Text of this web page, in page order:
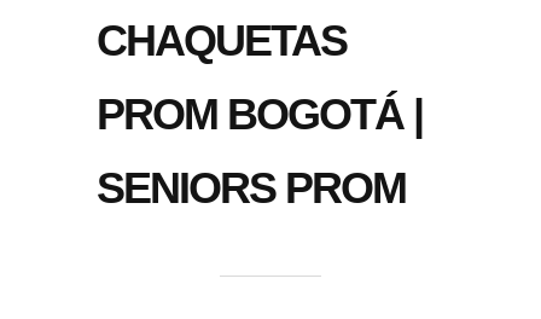
CHAQUETAS
PROM BOGOTÁ |
SENIORS PROM